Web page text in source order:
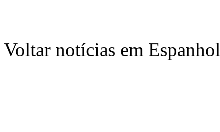
Voltar notícias em Espanhol